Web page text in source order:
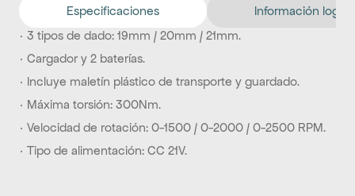
Especificaciones
Información
· 3 tipos de dado: 19mm / 20mm / 21mm.
· Cargador y 2 baterías.
· Incluye maletín plástico de transporte y guardado.
· Máxima torsión: 300Nm.
· Velocidad de rotación: 0-1500 / 0-2000 / 0-2500 RPM.
· Tipo de alimentación: CC 21V.